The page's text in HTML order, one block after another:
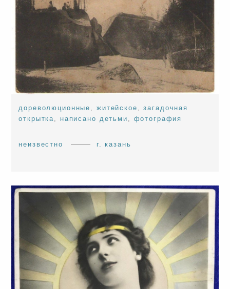
дореволюционные житейское ,загадочная
открытка
написано детьми фотография
неизвестно г. казань